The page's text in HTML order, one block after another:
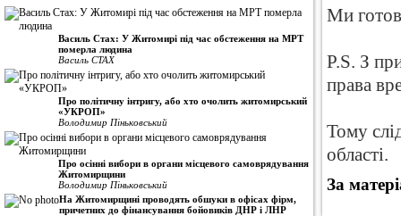
Василь Стах: У Житомирі під час обстеження на МРТ
померла людина
Василь СТАХ
Про політичну інтригу, або хто очолить житомирський
«УКРОП»
Володимир Піньковський
Про осінні вибори в органи місцевого самоврядування
Житомирщини
Володимир Піньковський
На Житомирщині проводять обшуки в офісах фірм,
причетних до фінансування бойовиків ДНР і ЛНР
Ми
P.S. З
права
Тому
області.
За